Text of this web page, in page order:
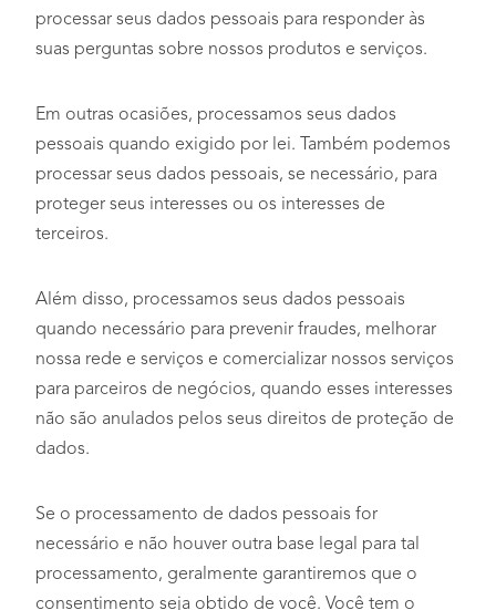
processar seus dados pessoais para responder às
suas perguntas sobre nossos produtos e serviços.
Em outras ocasiões, processamos seus dados
pessoais quando exigido por lei. Também podemos
processar seus dados pessoais, se necessário, para
proteger seus interesses ou os interesses de
terceiros.
Além disso, processamos seus dados pessoais
quando necessário para prevenir fraudes, melhorar
nossa rede e serviços e comercializar nossos serviços
para parceiros de negócios, quando esses interesses
não são anulados pelos seus direitos de proteção de
dados.
Se o processamento de dados pessoais for
necessário e não houver outra base legal para tal
processamento, geralmente garantiremos que o
consentimento seja obtido de você. Você tem o